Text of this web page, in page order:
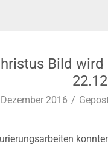
Bild
2016 /